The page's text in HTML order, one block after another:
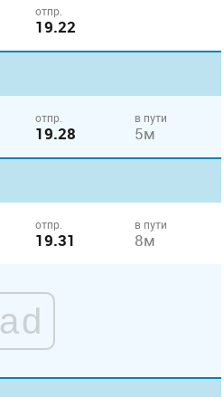
отпр.
19.22
отпр.
19.28
в пути
5м
отпр.
19.31
в пути
8м
ad